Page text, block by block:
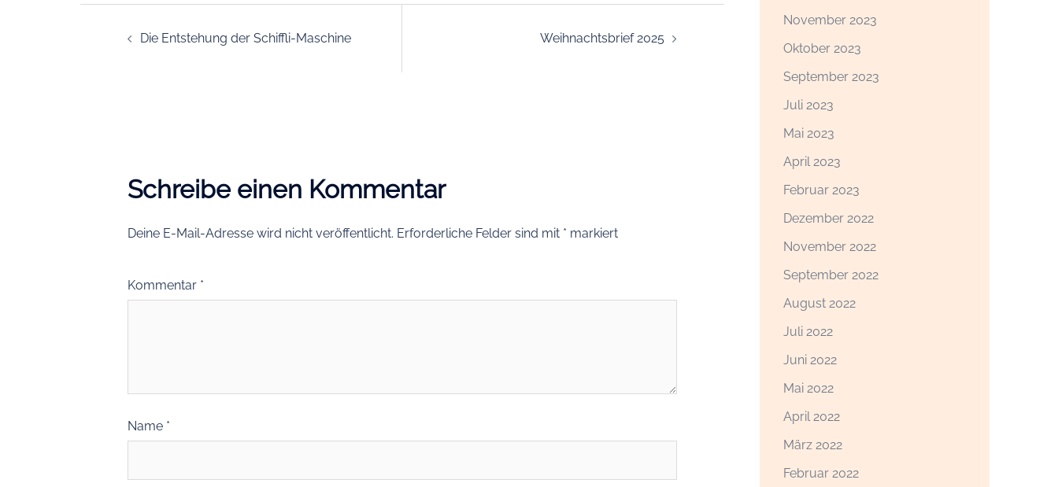
Beitragsnavigation
Die Entstehung der Schiffli-Maschine Weihnachtsbrief 2025
Schreibe einen Kommentar
Deine E-Mail-Adresse wird nicht veröffentlicht. Erforderliche Felder sind mit * markiert
Kommentar *
Name *
November 2023
Oktober 2023
September 2023
Juli 2023
Mai 2023
April 2023
Februar 2023
Dezember 2022
November 2022
September 2022
August 2022
Juli 2022
Juni 2022
Mai 2022
April 2022
März 2022
Februar 2022